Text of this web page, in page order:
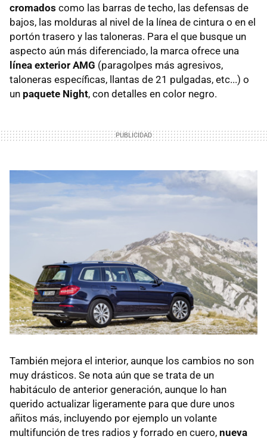
cromados como las barras de techo, las defensas de
bajos, las molduras al nivel de la línea de cintura o en el
portón trasero y las taloneras. Para el que busque un
aspecto aún más diferenciado, la marca ofrece una
línea exterior AMG (paragolpes más agresivos,
taloneras específicas, llantas de 21 pulgadas, etc...) o
un paquete Night, con detalles en color negro.
También mejora el interior, aunque los cambios no son
muy drásticos. Se nota aún que se trata de un
habitáculo de anterior generación, aunque lo han
querido actualizar ligeramente para que dure unos
añitos más, incluyendo por ejemplo un volante
multifunción de tres radios y forrado en cuero, nueva